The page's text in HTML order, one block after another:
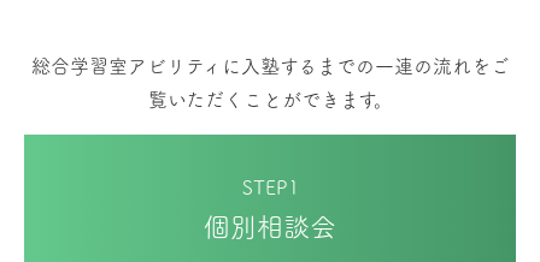
総合学習室アビリティに入塾するまでの一連の流れをご
覧いただくことができます。
STEP1
個別相談会